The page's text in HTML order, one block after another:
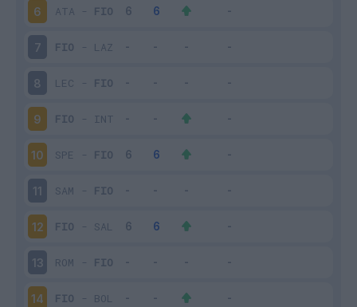
6 ATA - FIO
7 FIO - LAZ
8 LEC - FIO
9 FIO - INT
10 SPE - FIO
11 SAM - FIO
12 FIO - SAL
13 ROM - FIO
14 FIO - BOL